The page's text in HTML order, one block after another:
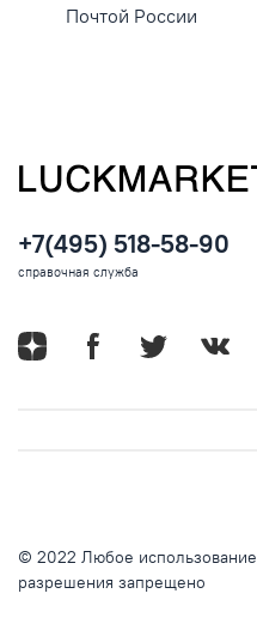
Почтой России
+7(495) 518-58-90
справочная служба
© 2022 Любое
разрешения запрещено